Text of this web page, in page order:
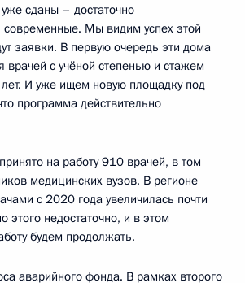
сданы – достаточно
Мы видим успех этой
заявки. В первую очередь эти дома
врачей с учёной степенью и стажем
И уже ищем новую площадку под
программа действительно
на работу 910 врачей, в том
медицинских вузов. В регионе
с 2020 года увеличилась почти
этого недостаточно, и в этом
будем продолжать.
аварийного фонда. В рамках второго